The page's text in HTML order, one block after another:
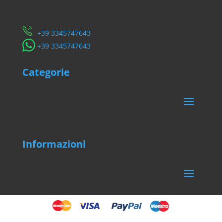
​+39 3345747643
​+39 3345747643
Categorie
Informazioni